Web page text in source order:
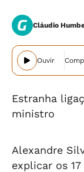
Cláudio
Ouvir
Estranha
ministro
Alexandre
explicar os